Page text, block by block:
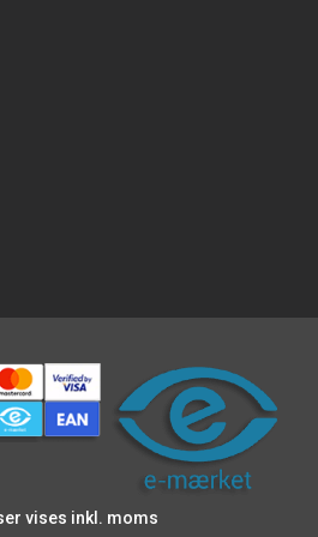
betonunderlag.
diskret i konstruktionen.
montageskruer får du en pålidelig
og beslag, uanset om
let konstruktion eller en
at anvende, robuste i brug og
forankring, som holder i mange
projekter og udskiftning af
vises inkl. moms